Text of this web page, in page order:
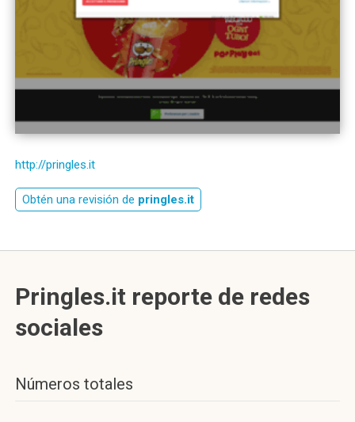
http://pringles.it
Obtén una revisión de pringles.it
Pringles.it reporte de redes
sociales
Números totales